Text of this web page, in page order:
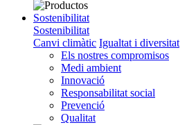
Sostenibilitat
Sostenibilitat
Canvi climàtic Igualtat i diversitat
Els nostres compromisos
Medi ambient
Innovació
Responsabilitat social
Prevenció
Qualitat